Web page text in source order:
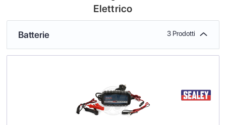
Elettrico
Batterie 3 Prodotti